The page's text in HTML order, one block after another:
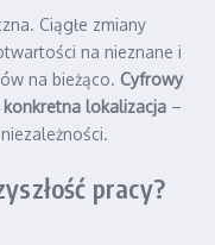
Ciągłe zmiany
na nieznane i
na bieżąco. Cyfrowy
konkretna lokalizacja –
pracy?